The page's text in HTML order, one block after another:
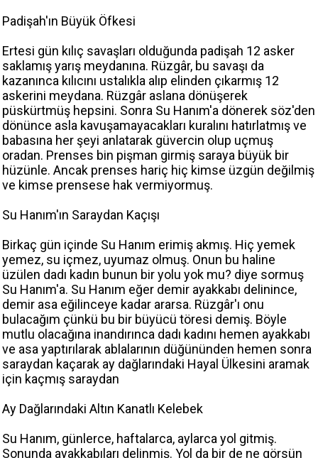
Padişah'ın Büyük Öfkesi
Ertesi gün kılıç savaşları olduğunda padişah 12 asker
saklamış yarış meydanına. Rüzgâr, bu savaşı da
kazanınca kılıcını ustalıkla alıp elinden çıkarmış 12
askerini meydana. Rüzgâr aslana dönüşerek
püskürtmüş hepsini. Sonra Su Hanım'a dönerek söz'den
dönünce asla kavuşamayacakları kuralını hatırlatmış ve
babasına her şeyi anlatarak güvercin olup uçmuş
oradan. Prenses bin pişman girmiş saraya büyük bir
hüzünle. Ancak prenses hariç hiç kimse üzgün değilmiş
ve kimse prensese hak vermiyormuş.
Su Hanım'ın Saraydan Kaçışı
Birkaç gün içinde Su Hanım erimiş akmış. Hiç yemek
yemez, su içmez, uyumaz olmuş. Onun bu haline
üzülen dadı kadın bunun bir yolu yok mu? diye sormuş
Su Hanım'a. Su Hanım eğer demir ayakkabı delinince,
demir asa eğilinceye kadar ararsa. Rüzgâr'ı onu
bulacağım çünkü bu bir büyücü töresi demiş. Böyle
mutlu olacağına inandırınca dadı kadını hemen ayakkabı
ve asa yaptırılarak ablalarının düğününden hemen sonra
saraydan kaçarak ay dağlarındaki Hayal Ülkesini aramak
için kaçmış saraydan
Ay Dağlarındaki Altın Kanatlı Kelebek
Su Hanım, günlerce, haftalarca, aylarca yol gitmiş.
Sonunda ayakkabıları delinmiş. Yol da bir de ne görsün